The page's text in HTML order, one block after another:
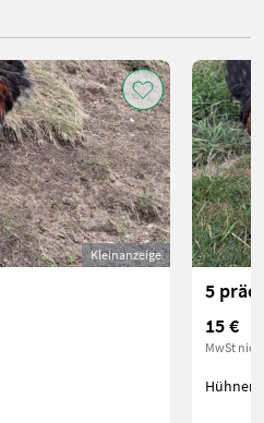
Kleinanzeige
15 €
MwSt
Hühner-